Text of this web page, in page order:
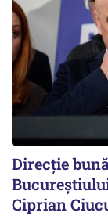
Direcție
Ciprian